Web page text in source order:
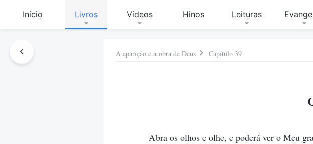
Início Livros Vídeos Hinos Leituras
A aparição e a obra de Deus Capítulo 39
Abra os olhos e olhe, e poderá ver o Meu